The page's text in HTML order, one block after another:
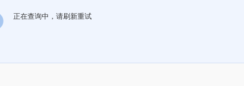
正在查询中，请刷新重试